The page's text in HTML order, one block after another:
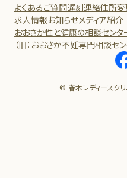
よくあるご質問遅刻連絡住所変
求人情報お知らせメディア紹介
おおさか性と健康の相談センタ
（旧：おおさか不妊専門相談セン
© 春木レディースク